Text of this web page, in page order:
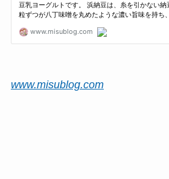
www.misublog.com